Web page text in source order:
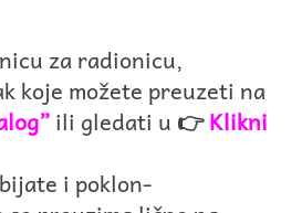
za radionicu,
koje možete preuzeti na
ili gledati u 👉Klikni
i poklon-